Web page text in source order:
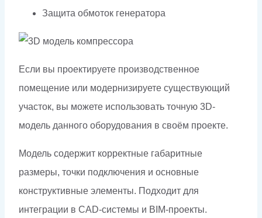
Защита обмоток генератора
Если вы проектируете производственное
помещение или модернизируете существующий
участок, вы можете использовать точную 3D-
модель данного оборудования в своём проекте.
Модель содержит корректные габаритные
размеры, точки подключения и основные
конструктивные элементы. Подходит для
интеграции в CAD-системы и BIM-проекты.